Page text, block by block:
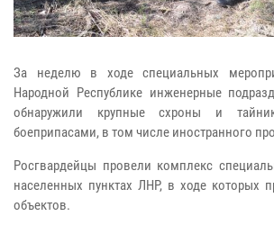
За неделю в ходе специальных
Народной Республике инженерные
обнаружили крупные схроны и
боеприпасами, в том числе иностранного
Росгвардейцы провели комплекс
населенных пунктах ЛНР, в ходе которых
объектов.